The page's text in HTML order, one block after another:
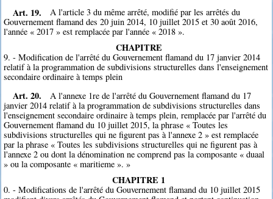
Art. 19.
A l'article 3 du même arrêté, modifié par les arrêtés du
Gouvernement flamand des 20 juin 2014, 10 juillet 2015 et 30 août 2016,
l'année « 2017 » est remplacée par l'année « 2018 ».
CHAPITRE
9. - Modification de l'arrêté du Gouvernement flamand du 17 janvier 2014
relatif à la programmation de subdivisions structurelles dans l'enseignement
secondaire ordinaire à temps plein
Art. 20.
A l'annexe 1re de l'arrêté du Gouvernement flamand du 17
janvier 2014 relatif à la programmation de subdivisions structurelles dans
l'enseignement secondaire ordinaire à temps plein, remplacée par l'arrêté du
Gouvernement flamand du 10 juillet 2015, la phrase « Toutes les
subdivisions structurelles qui ne figurent pas à l'annexe 2 » est remplacée
par la phrase « Toutes les subdivisions structurelles qui ne figurent pas à
l'annexe 2 ou dont la dénomination ne comprend pas la composante « duaal
» ou la composante « maritieme ». »
CHAPITRE 1
0. - Modifications de l'arrêté du Gouvernement flamand du 10 juillet 2015